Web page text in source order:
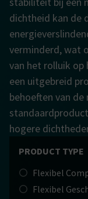
dichtheid kan de
verminderd, wat
van het rolluik op
een uitgebreid
behoeften van
hogere
PRODUCT TYPE
Flexibel
Flexibel